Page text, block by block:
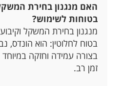
האם מנגנון בחירת
בטוחות לשימוש?
מנגנון בחירת המשקל
בטוח לחלוטין: הוא הונדס,
בצורה עמידה וחזקה
זמן רב.